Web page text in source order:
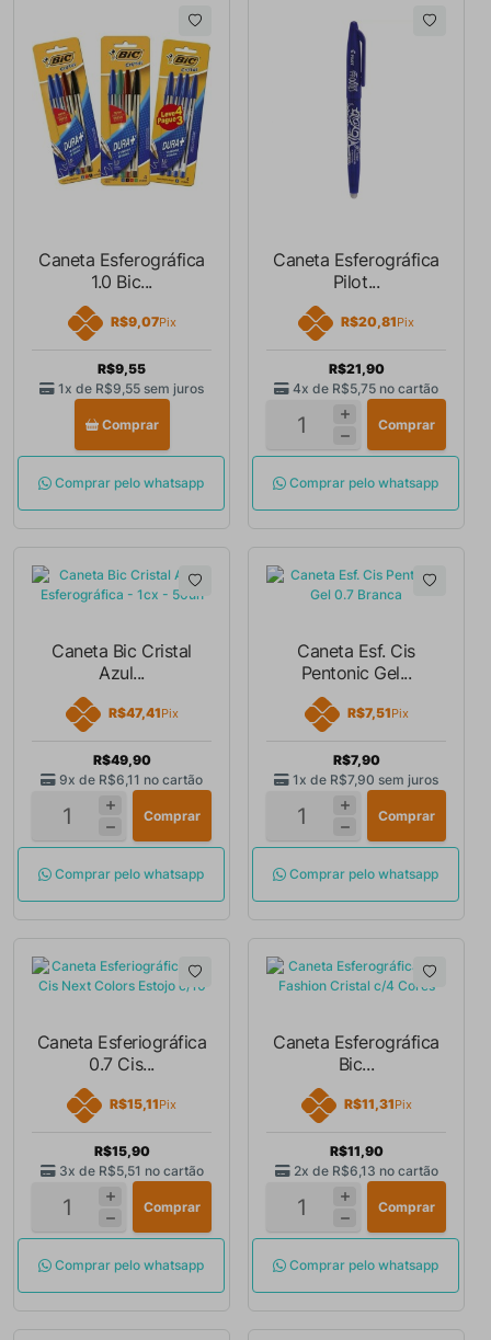
Caneta Esferográfica
1.0 Bic...
R$9,07Pix
R$9,55
1x de R$9,55 sem juros
Comprar
Comprar pelo whatsapp
Caneta Esferográfica
Pilot...
R$20,81Pix
R$21,90
4x de R$5,75 no cartão
Comprar
Comprar pelo whatsapp
Caneta Bic Cristal
Azul...
R$47,41Pix
R$49,90
9x de R$6,11 no cartão
Comprar
Comprar pelo whatsapp
Caneta Esf. Cis
Pentonic Gel...
R$7,51Pix
R$7,90
1x de R$7,90 sem juros
Comprar
Comprar pelo whatsapp
Caneta Esferiográfica
0.7 Cis...
R$15,11Pix
R$15,90
3x de R$5,51 no cartão
Comprar
Comprar pelo whatsapp
Caneta Esferográfica
Bic...
R$11,31Pix
R$11,90
2x de R$6,13 no cartão
Comprar
Comprar pelo whatsapp